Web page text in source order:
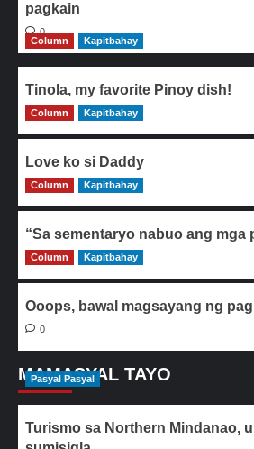
pagkain
0
Column
Kapitbahay
Tinola, my favorite Pinoy dish!
0
Column Kapitbahay
Love ko si Daddy
0
Column Kapitbahay
“Sa sementaryo nabuo ang mga
0
Column Kapitbahay
Ooops, bawal magsayang ng
0
MAMASYAL TAYO
Pasyal Pasyal
Turismo sa Northern Mindanao,